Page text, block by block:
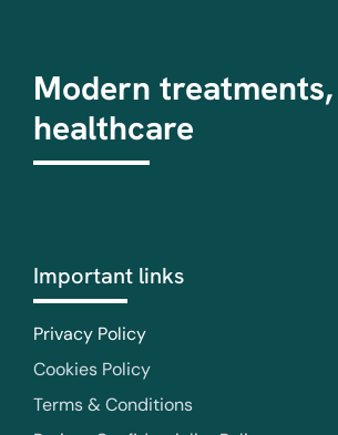
Modern
healthcare
Important links
Privacy Policy
Cookies Policy
Terms & Conditions